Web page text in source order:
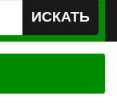
ИСКАТЬ